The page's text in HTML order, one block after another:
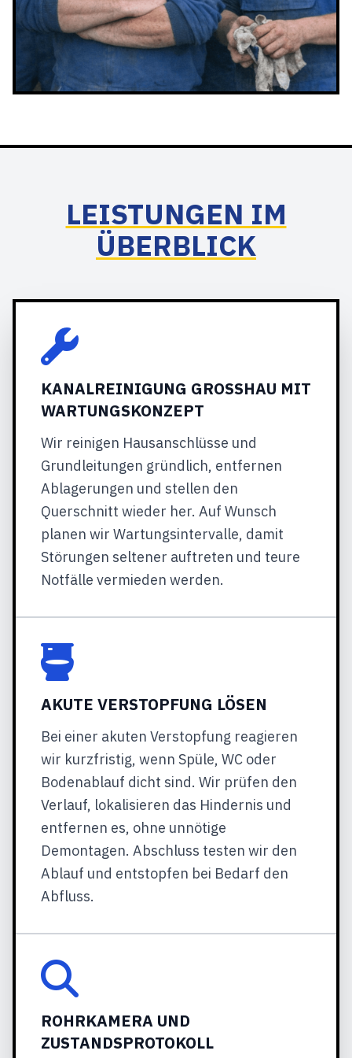
LEISTUNGEN IM
ÜBERBLICK
KANALREINIGUNG GROSSHAU MIT W
ARTUNGSKONZEPT
Wir reinigen Hausanschlüsse und
Grundleitungen gründlich, entfernen
Ablagerungen und stellen den
Querschnitt wieder her. Auf Wunsch
planen wir Wartungsintervalle, damit
Störungen seltener auftreten und teure
Notfälle vermieden werden.
AKUTE VERSTOPFUNG LÖSEN
Bei einer akuten Verstopfung reagieren
wir kurzfristig, wenn Spüle, WC oder
Bodenablauf dicht sind. Wir prüfen den
Verlauf, lokalisieren das Hindernis und
entfernen es, ohne unnötige
Demontagen. Abschluss testen wir den
Ablauf und entstopfen bei Bedarf den
Abfluss.
ROHRKAMERA UND
ZUSTANDSPROTOKOLL